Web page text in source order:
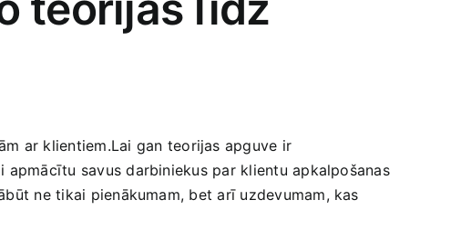
ar klientiem.Lai ​gan​ teorijas apguve ir
savus​ darbiniekus par klientu apkalpošanas
ne tikai pienākumam, bet arī uzdevumam, kas